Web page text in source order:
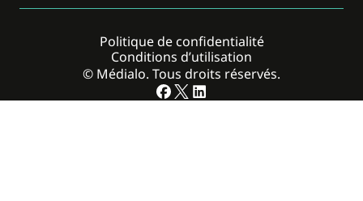
© Médialo. Tous droits réservés.
Politique de confidentialité
Conditions d’utilisation